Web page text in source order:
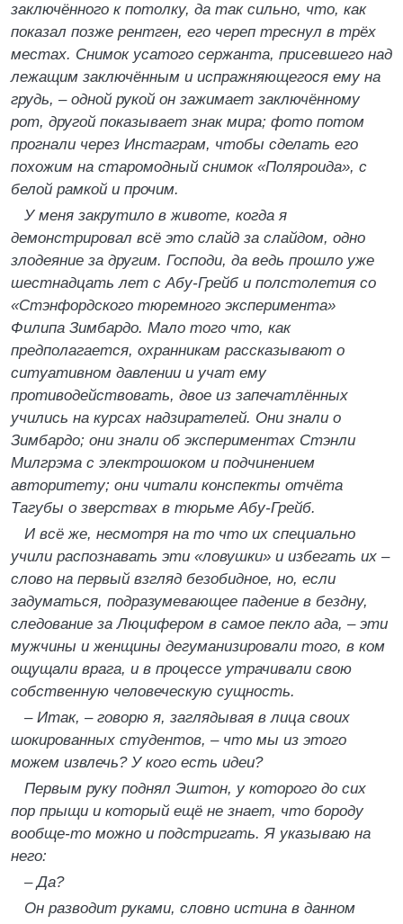
заключённого к потолку, да так сильно, что, как
показал позже рентген, его череп треснул в трёх
местах. Снимок усатого сержанта, присевшего над
лежащим заключённым и испражняющегося ему на
грудь, – одной рукой он зажимает заключённому
рот, другой показывает знак мира; фото потом
прогнали через Инстаграм, чтобы сделать его
похожим на старомодный снимок «Поляроида», с
белой рамкой и прочим.
У меня закрутило в животе, когда я
демонстрировал всё это слайд за слайдом, одно
злодеяние за другим. Господи, да ведь прошло уже
шестнадцать лет с Абу-Грейб и полстолетия со
«Стэнфордского тюремного эксперимента»
Филипа Зимбардо. Мало того что, как
предполагается, охранникам рассказывают о
ситуативном давлении и учат ему
противодействовать, двое из запечатлённых
учились на курсах надзирателей. Они знали о
Зимбардо; они знали об экспериментах Стэнли
Милгрэма с электрошоком и подчинением
авторитету; они читали конспекты отчёта
Тагубы о зверствах в тюрьме Абу-Грейб.
И всё же, несмотря на то что их специально
учили распознавать эти «ловушки» и избегать их –
слово на первый взгляд безобидное, но, если
задуматься, подразумевающее падение в бездну,
следование за Люцифером в самое пекло ада, – эти
мужчины и женщины дегуманизировали того, в ком
ощущали врага, и в процессе утрачивали свою
собственную человеческую сущность.
– Итак, – говорю я, заглядывая в лица своих
шокированных студентов, – что мы из этого
можем извлечь? У кого есть идеи?
Первым руку поднял Эштон, у которого до сих
пор прыщи и который ещё не знает, что бороду
вообще-то можно и подстригать. Я указываю на
него:
– Да?
Он разводит руками, словно истина в данном